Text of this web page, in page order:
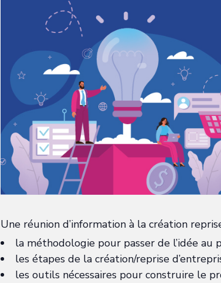
Une réunion d’information à la création
la méthodologie pour passer de l’idée au
les étapes de la création/reprise
les outils nécessaires pour construire le